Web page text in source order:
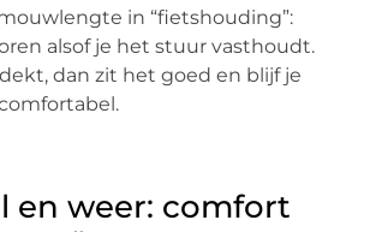
in “fietshouding”:
alsof je het stuur vasthoudt.
dan zit het goed en blijf je
en weer: comfort